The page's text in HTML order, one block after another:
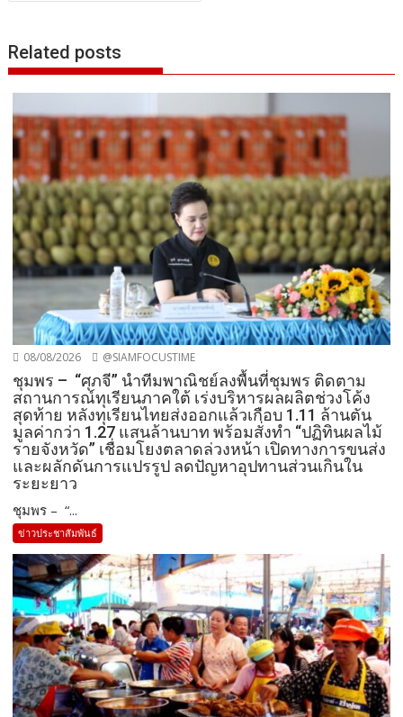
Related posts
08/08/2026 @SIAMFOCUSTIME
ชุมพร – “ศุภจี” นำทีมพาณิชย์ลงพื้นที่ชุมพร ติดตาม
สถานการณ์ทุเรียนภาคใต้ เร่งบริหารผลผลิตช่วงโค้ง
สุดท้าย หลังทุเรียนไทยส่งออกแล้วเกือบ 1.11 ล้านตัน
มูลค่ากว่า 1.27 แสนล้านบาท พร้อมสั่งทำ “ปฏิทินผลไม้
รายจังหวัด” เชื่อมโยงตลาดล่วงหน้า เปิดทางการขนส่ง
และผลักดันการแปรรูป ลดปัญหาอุปทานส่วนเกินใน
ระยะยาว
ชุมพร – “...
ข่าวประชาสัมพันธ์